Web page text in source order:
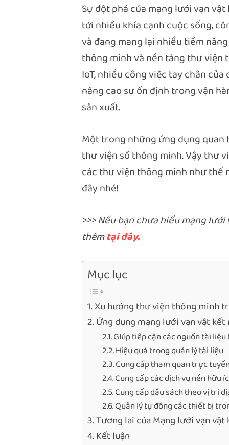
Sự đột phá của mạng lưới vạn
tới nhiều khía cạnh cuộc sống,
và đang mang lại nhiều tiềm
thông minh và nền tảng thư
IoT, nhiều công việc tay chân
nâng cao sự ổn định trong vận
sản xuất.
Một trong những ứng dụng
thư viện số thông minh. Vậy thư
các thư viện thông minh như thế
đây nhé!
>>> Nếu bạn chưa hiểu mạng
thêmtại đây.
Mục lục
Xu hướng thư viện thông minh
Ứng dụng mạng lưới vạn vật
GIúp tiếp cận các nguồn tài
Hiệu quả trong quản lý tài liệu
Cung cấp tham quan trực
Cung cấp các dịch vụ nền hữu
Cung cấp đầu sách theo vị trí
Quản lý tự động các thiết bị
Tương lai của Mạng lưới vạn
Kết luận